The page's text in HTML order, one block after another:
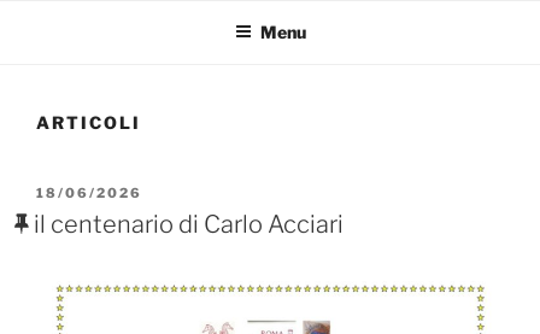
Menu
ARTICOLI
PUBBLICATO
IL
18/06/2026
il centenario di Carlo Acciari